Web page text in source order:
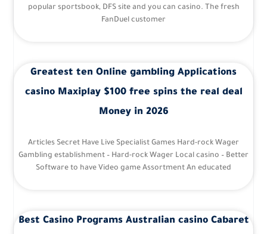
popular sportsbook, DFS site and you can casino. The fresh
FanDuel customer
Greatest ten Online gambling Applications
casino Maxiplay $100 free spins the real deal
Money in 2026
Articles Secret Have Live Specialist Games Hard-rock Wager
Gambling establishment – Hard-rock Wager Local casino – Better
Software to have Video game Assortment An educated
Best Casino Programs Australian casino Cabaret